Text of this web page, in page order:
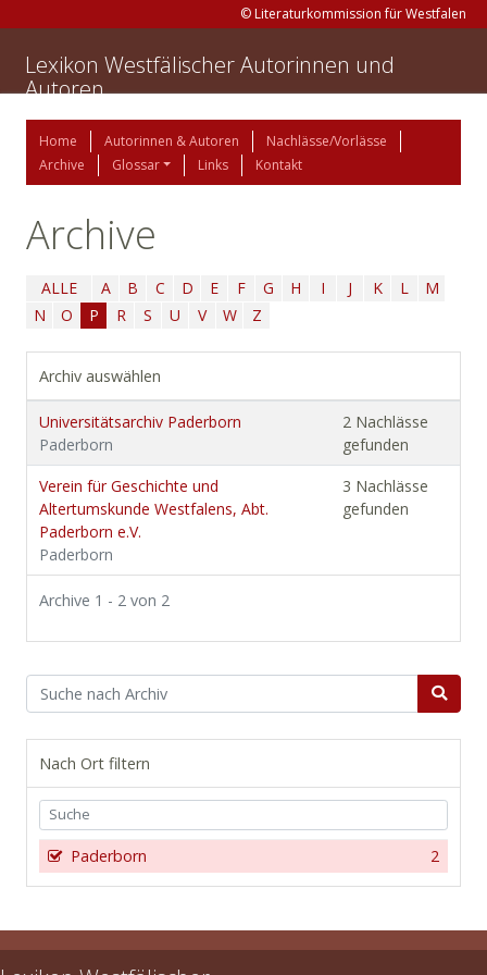
© Literaturkommission für Westfalen
Lexikon Westfälischer Autorinnen und
Autoren
Home Autorinnen & Autoren
Nachlässe/Vorlässe
Archive
Glossar Links Kontakt
Archive
ALLE A B C D E F G H I J K L
M
N
O P R S U V W Z
Archiv auswählen
Universitätsarchiv Paderborn
Paderborn
2 Nachlässe
gefunden
Verein für Geschichte und
Altertumskunde Westfalens, Abt.
Paderborn e.V.
Paderborn
3 Nachlässe
gefunden
Archive 1 - 2 von 2
Nach Ort filtern
2
Paderborn